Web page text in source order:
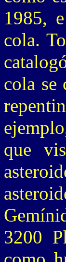
1985,
cola.
cola se
que
3200